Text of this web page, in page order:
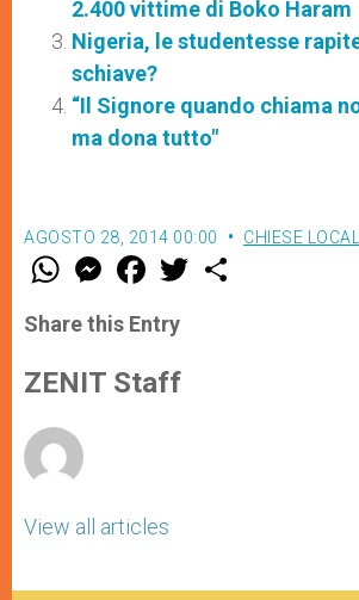
2.400 vittime di Boko Haram
Nigeria, le studentesse
schiave?
“Il Signore quando chiama
ma dona tutto"
AGOSTO 28, 2014 00:00 CHIESE LOCALI
W
t
s
p
p
M
e
s
e
g
e
F
a
e
b
o
k
w
Share this Entry
ZENIT Staff
View all articles